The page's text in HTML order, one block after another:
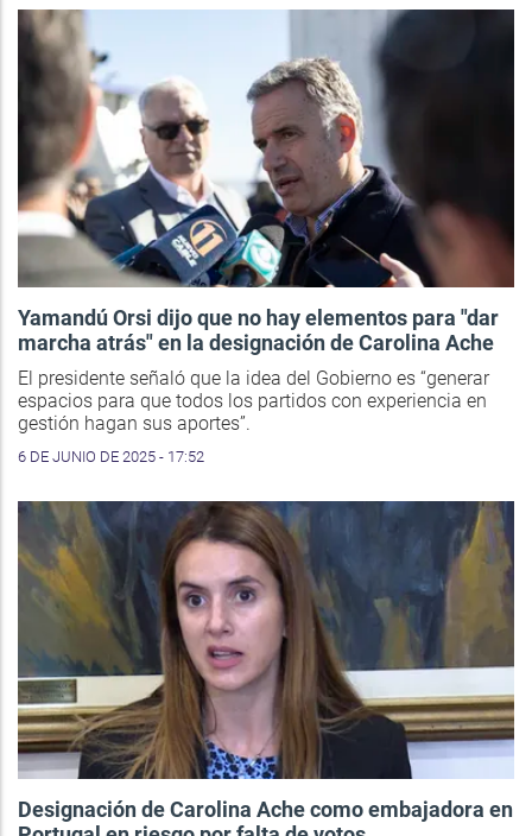
Yamandú Orsi dijo que no hay elementos para "dar
marcha atrás" en la designación de Carolina Ache
El presidente señaló que la idea del Gobierno es “generar
espacios para que todos los partidos con experiencia en
gestión hagan sus aportes”.
6 DE JUNIO DE 2025 - 17:52
Designación de Carolina Ache como embajadora en